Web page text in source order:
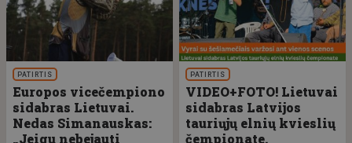
PATIRTIS
Europos vicečempiono
sidabras Lietuvai.
Nedas Simanauskas:
„Jeigu nebejauti
PATIRTIS
VIDEO+FOTO! Lietuvai
sidabras Latvijos
tauriųjų elnių kvieslių
čempionate.